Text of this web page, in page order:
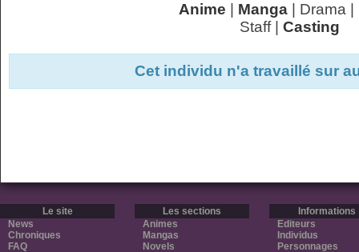
Anime Manga| Drama |
Staff | Casting
Cet individu n'a travaillé sur
Le site
News
Chroniques
FAQ
Les sections
Animes
Mangas
Novels
Informations
Editeurs
Individus
Personnages